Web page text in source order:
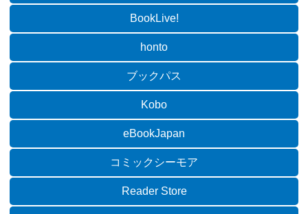
BookLive!
honto
ブックパス
Kobo
eBookJapan
コミックシーモア
Reader Store